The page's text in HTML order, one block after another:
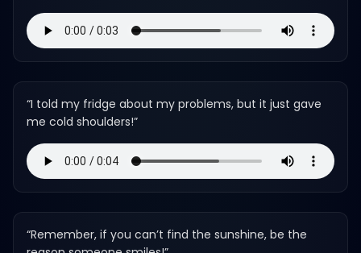
“I told my fridge about my problems, but it just gave
me cold shoulders!”
“Remember, if you can’t find the sunshine, be the